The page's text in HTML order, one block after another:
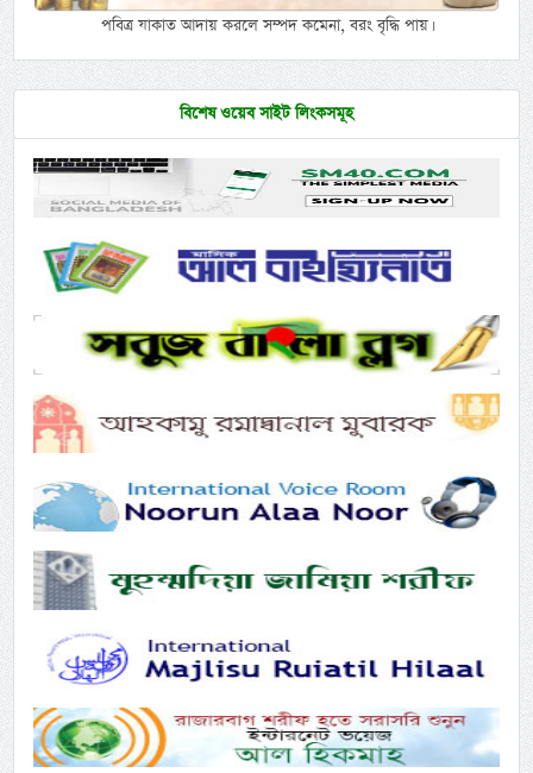
পবিত্র যাকাত আদায় করলে সম্পদ কমেনা, বরং বৃদ্ধি পায়।
বিশেষ ওয়েব সাইট লিংকসমূহ